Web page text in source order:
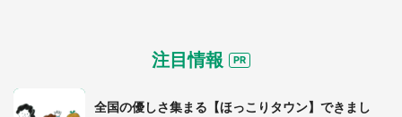
注目情報
全国の優しさ集まる【ほっこりタウン】できまし